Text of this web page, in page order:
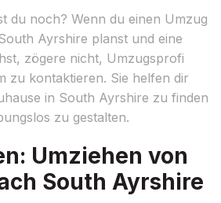
du noch? Wenn du einen Umzug
Ayrshire planst und eine
zögere nicht, Umzugsprofi
zu kontaktieren. Sie helfen dir
in South Ayrshire zu finden
zu gestalten.
Umziehen von
South Ayrshire